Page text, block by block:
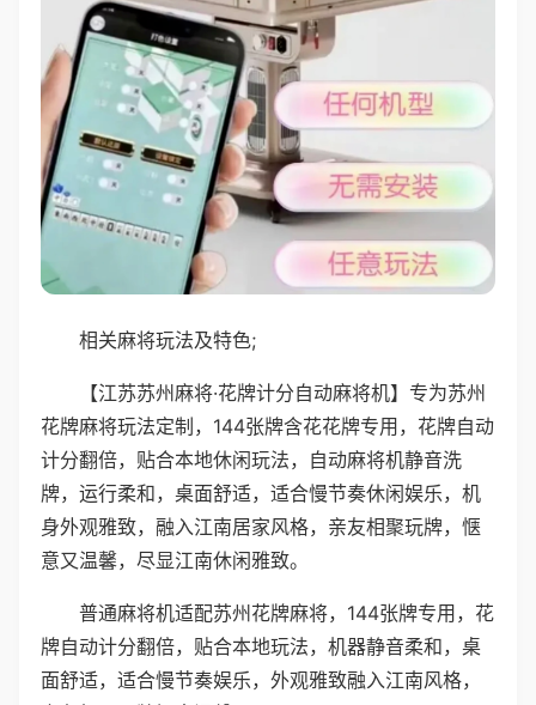
相关麻将玩法及特色;
【江苏苏州麻将·花牌计分自动麻将机】专为苏州
花牌麻将玩法定制，144张牌含花花牌专用，花牌自动
计分翻倍，贴合本地休闲玩法，自动麻将机静音洗
牌，运行柔和，桌面舒适，适合慢节奏休闲娱乐，机
身外观雅致，融入江南居家风格，亲友相聚玩牌，惬
意又温馨，尽显江南休闲雅致。
普通麻将机适配苏州花牌麻将，144张牌专用，花
牌自动计分翻倍，贴合本地玩法，机器静音柔和，桌
面舒适，适合慢节奏娱乐，外观雅致融入江南风格，